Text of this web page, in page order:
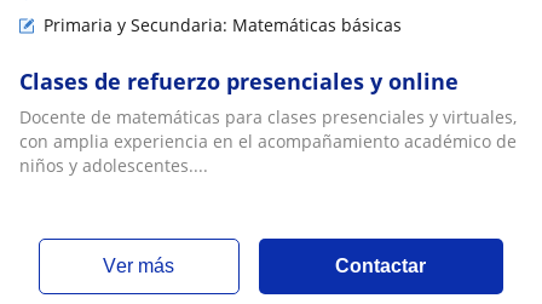
Primaria y Secundaria: Matemáticas básicas
Clases de refuerzo presenciales y online
Docente de matemáticas para clases presenciales y virtuales,
con amplia experiencia en el acompañamiento académico de
niños y adolescentes....
ver más Contactar